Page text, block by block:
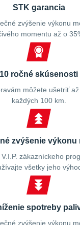
STK garancia
zvýšenie výkonu
momentu až o
10 ročné skúsenosti
môžete ušetriť
každých 100 km.
zvýšenie výkonu
zákazníckeho
všetky jeho
spotreby
zvýšenie výkonu